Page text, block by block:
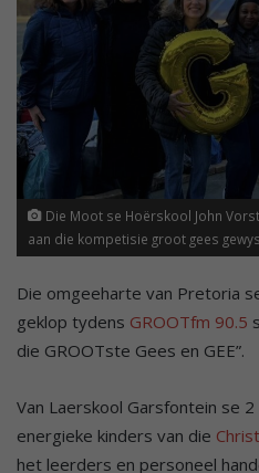
Die Moot se Hoërskool John
aan die kompetisie groot gees
Die omgeeharte van Pretoria
geklop tydens GROOTfm 90.5
die GROOTste Gees en GEE”.
Van Laerskool Garsfontein se
energieke kinders van die
het leerders en personeel